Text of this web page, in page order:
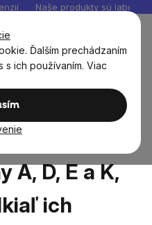
Ďalším prechádzaním
s ich používaním. Viac
Naše produkty sú
košík
v tukoch? Vitamíny A, D,
získať?
v
A, D, E a K,
ich